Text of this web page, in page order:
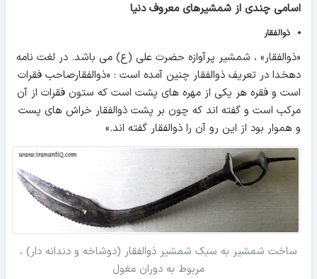
اسامی چندی از شمشیرهای معروف دنیا
ذوالفقار
«ذوالفقار» ، شمشیر پرآوازه حضرت علی (ع) می باشد. در لغت نامه
دهخدا در تعریف ذوالفقار چنین آمده است : «ذوالفقارصاحب فقرات
است و فقره هر یکی از مهره های پشت است که ستون فقرات از آن
مرکب است و گفته اند که چون بر پشت ذوالفقار خراش های پست
و هموار بود از این رو آن را ذوالفقار گفته اند.»
ساخت شمشیر به سبک شمشیر ذوالفقار (دوشاخه و دندانه دار) ،
مربوط به دوران مغول